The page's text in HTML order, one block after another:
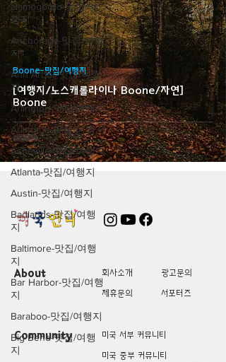
alamogordo-맛집/여
행지
Anchorage-맛집/여행
지
Ann Arbor-맛집/여행
지
Arlington-맛집/여행지
Arlington-맛집/여행지
Asheville-맛집/여행지
Atlanta-맛집/여행지
Austin-맛집/여행지
Badlands-맛집/여행
지
Baltimore-맛집/여행
지
Bar Harbor-맛집/여행
지
Baraboo-맛집/여행지
Big Bend-맛집/여행
지
[여행지/노스캐롤라이나 Boone/자연]
Boone
Boone-맛집/여행지
About 회사소개
광고문의
제휴문의
서포터즈
Community
미국 서부 커뮤니티
미국 중부 커뮤니티